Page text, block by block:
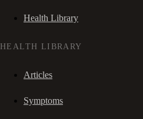
Health Library
HEALTH LIBRARY
Articles
Symptoms